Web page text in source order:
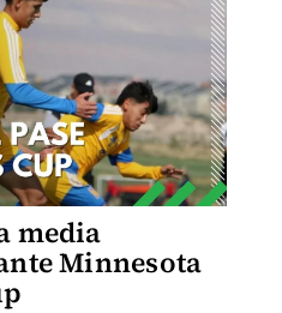
media
Minnesota